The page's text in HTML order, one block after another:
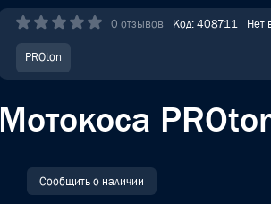
0 отзывов Код: 408711 Нет
PROton
Мотокоса
Сообщить о наличии